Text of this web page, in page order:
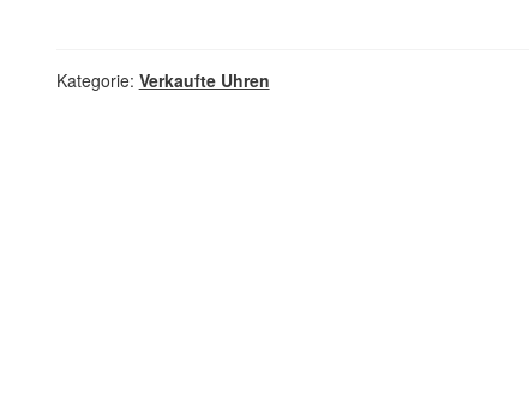
Kategorie: Verkaufte Uhren